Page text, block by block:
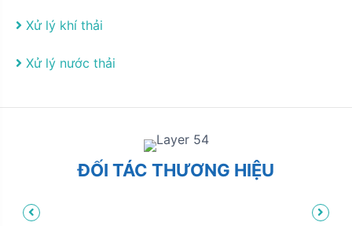
Xử lý khí thải
Xử lý nước thải
ĐỐI TÁC THƯƠNG HIỆU